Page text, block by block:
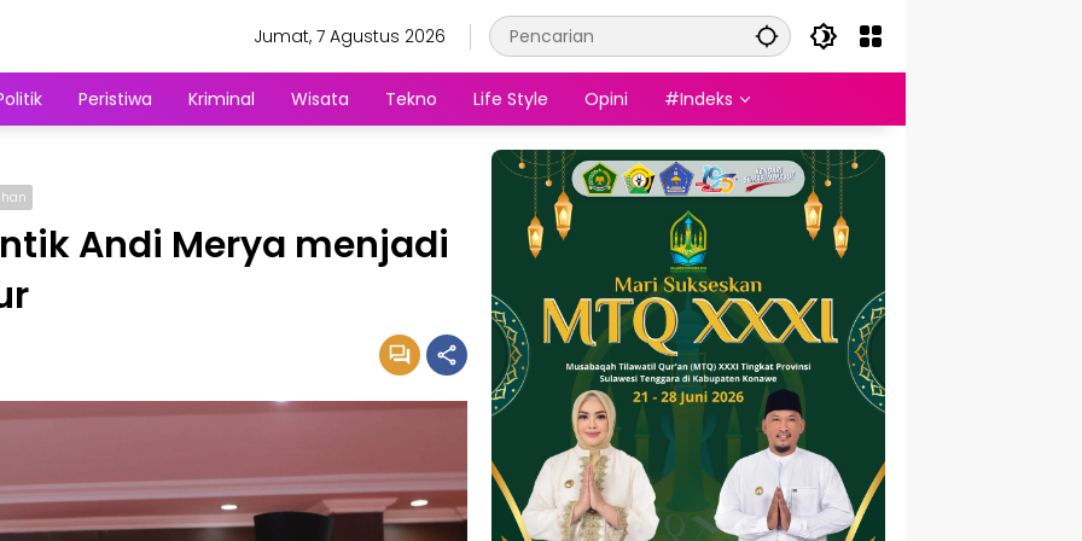
Jumat, 7 Agustus 2026
Peristiwa Kriminal Wisata Tekno Life Style Opini #Indeks
Andi Merya menjadi